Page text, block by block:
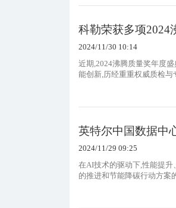
科勒荣获多项2024
2024/11/30 10:14
近期,2024沸腾质量奖年度
能创新,历经重重权威质检与
英特尔中国数据中
2024/11/29 09:25
在AI技术的驱动下,性能提
的推进和节能降碳行动方案